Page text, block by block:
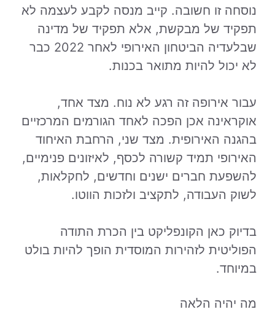
נוסחה זו חשובה. קייב מנסה לקבע לעצמה לא
תפקיד של מבקשת, אלא תפקיד של מדינה
שבלעדיה הביטחון האירופי לאחר 2022 כבר
לא יכול להיות מתואר בכנות.
עבור אירופה זה רגע לא נוח. מצד אחד,
אוקראינה אכן הפכה לאחד הגורמים המרכזיים
בהגנה האירופית. מצד שני, הרחבת האיחוד
האירופי תמיד קשורה לכסף, לאיזונים פנימיים,
להשפעת חברים ישנים וחדשים, לחקלאות,
לשוק העבודה, לתקציב ולזכות הווטו.
בדיוק כאן הקונפליקט בין הכרת התודה
הפוליטית לזהירות המוסדית הופך להיות בולט
במיוחד.
מה יהיה הלאה